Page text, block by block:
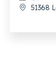
51368